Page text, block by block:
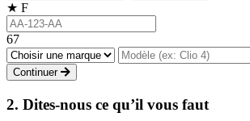
★ F
67
Continuer
2. Dites-nous ce qu’il vous faut